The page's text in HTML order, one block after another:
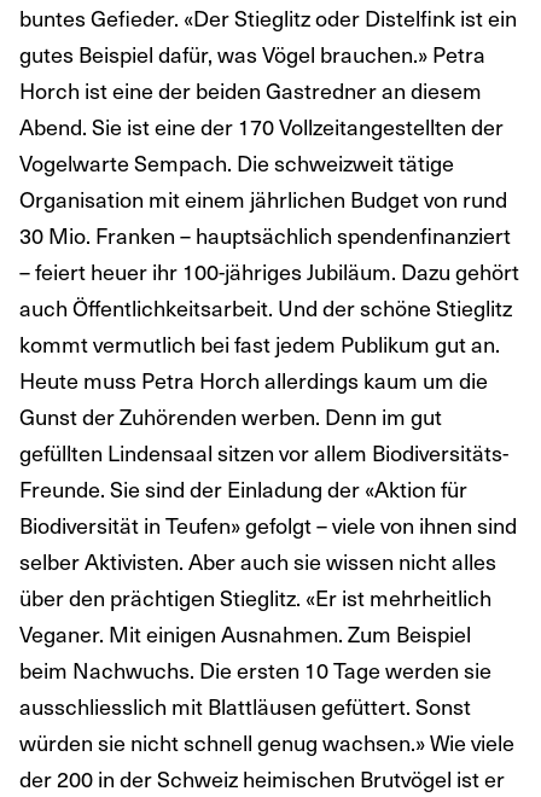
buntes Gefieder. «Der Stieglitz oder Distelfink ist ein
gutes Beispiel dafür, was Vögel brauchen.» Petra
Horch ist eine der beiden Gastredner an diesem
Abend. Sie ist eine der 170 Vollzeitangestellten der
Vogelwarte Sempach. Die schweizweit tätige
Organisation mit einem jährlichen Budget von rund
30 Mio. Franken – hauptsächlich spendenfinanziert
– feiert heuer ihr 100-jähriges Jubiläum. Dazu gehört
auch Öffentlichkeitsarbeit. Und der schöne Stieglitz
kommt vermutlich bei fast jedem Publikum gut an.
Heute muss Petra Horch allerdings kaum um die
Gunst der Zuhörenden werben. Denn im gut
gefüllten Lindensaal sitzen vor allem Biodiversitäts-
Freunde. Sie sind der Einladung der «Aktion für
Biodiversität in Teufen» gefolgt – viele von ihnen sind
selber Aktivisten. Aber auch sie wissen nicht alles
über den prächtigen Stieglitz. «Er ist mehrheitlich
Veganer. Mit einigen Ausnahmen. Zum Beispiel
beim Nachwuchs. Die ersten 10 Tage werden sie
ausschliesslich mit Blattläusen gefüttert. Sonst
würden sie nicht schnell genug wachsen.» Wie viele
der 200 in der Schweiz heimischen Brutvögel ist er